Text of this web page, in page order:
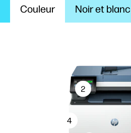
Couleur Noir et blanc
4
2